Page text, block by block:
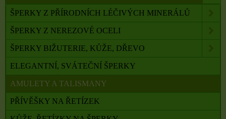
ŠPERKY Z PŘÍRODNÍCH LÉČIVÝCH MINERÁLŮ
ŠPERKY Z NEREZOVÉ OCELI
ŠPERKY BIŽUTERIE, KŮŽE, DŘEVO
ELEGANTNÍ, SVÁTEČNÍ ŠPERKY
AMULETY A TALISMANY
PŘÍVĚŠKY NA ŘETÍZEK